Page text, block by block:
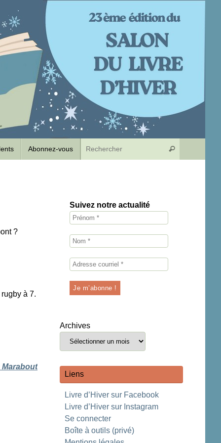
Abonnez-vous Rechercher
?
à 7.
Suivez notre actualité
Archives
Liens
Livre d’Hiver sur Facebook
Livre d’Hiver sur Instagram
Se connecter
Boîte à outils (privé)